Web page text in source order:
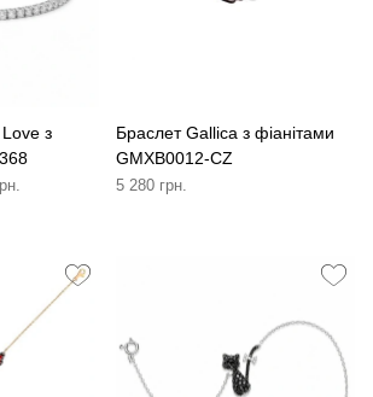
з
Браслет Gallica з фіанітами
GMXB0012-CZ
5 280 грн.